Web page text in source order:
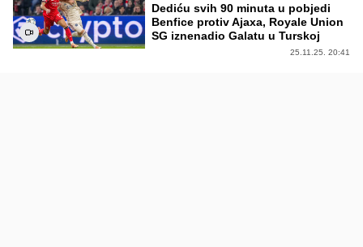
Dediću svih 90 minuta u pobjedi
Benfice protiv Ajaxa, Royale Union
SG iznenadio Galatu u Turskoj
25.11.25. 20:41